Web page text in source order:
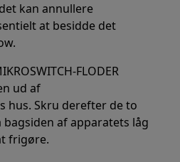
kan annullere
at besidde det
FLODER
ud af
hus. Skru derefter de to
bagsiden af apparatets låg
frigøre.